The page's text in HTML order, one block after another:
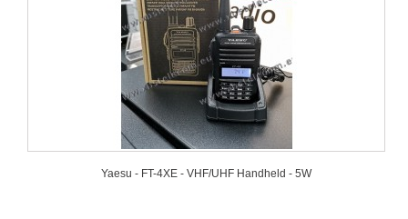
Yaesu - FT-4XE - VHF/UHF Handheld - 5W